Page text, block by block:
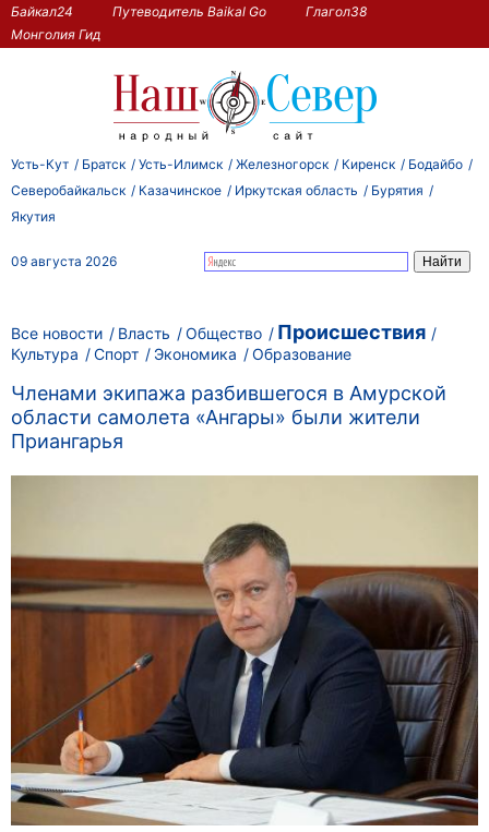
Байкал24 Путеводитель Baikal Go
Глагол38
Монголия Гид
Усть-Кут Братск Усть-Илимск Железногорск Киренск
Бодайбо
Северобайкальск
Казачинское Иркутская область
Бурятия
Якутия
09 августа 2026
Все новости Власть Общество Происшествия
Культура Спорт Экономика Образование
Членами экипажа разбившегося в Амурской
области самолета «Ангары» были жители
Приангарья